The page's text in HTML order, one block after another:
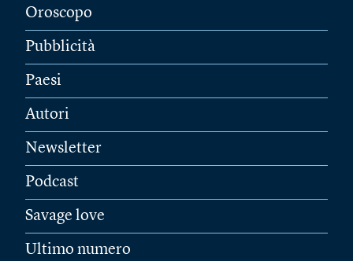
Oroscopo
Pubblicità
Paesi
Autori
Newsletter
Podcast
Savage love
Ultimo numero